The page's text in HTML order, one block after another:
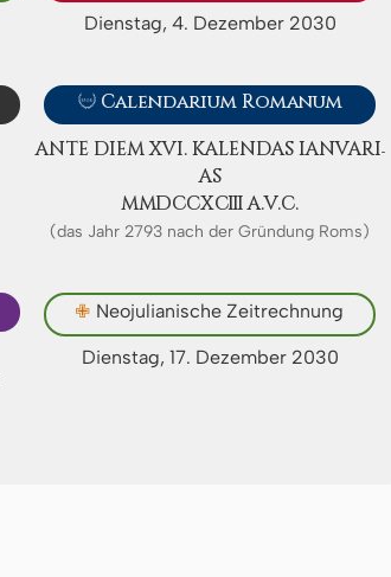
Dienstag, 4. Dezember 2030
 Calendarium Romanum
ANTE DIEM XVI. KA­LEN­DAS IA­NV­A­RI­
AS
ⅯⅯⅮⅭⅭⅩⅭⅢ A.V.C.
(das Jahr 2793 nach der Gründung Roms)
✙ Neojulianische Zeitrechnung
Dienstag, 17. Dezember 2030